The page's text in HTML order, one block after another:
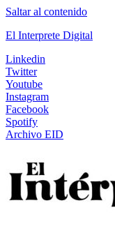
Saltar al contenido
El Interprete Digital
Linkedin
Twitter
Youtube
Instagram
Facebook
Spotify
Archivo EID